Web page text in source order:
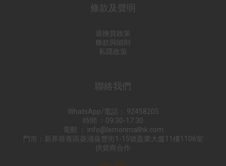
條款及聲明
退換貨政策
條款與細則
私隱政策
聯絡我們
WhatsApp/電話： 92458205
時間 ：09:30-17:30
電郵 ： info@lemonmallhk.com
門市：新界葵青區葵涌葵豐街1-15號盈業大廈11樓1106室
供貨商合作